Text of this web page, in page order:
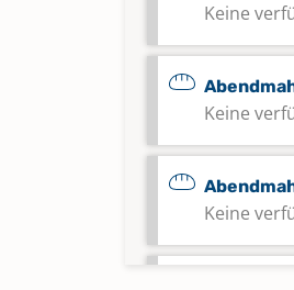
Keine
Keine
Keine